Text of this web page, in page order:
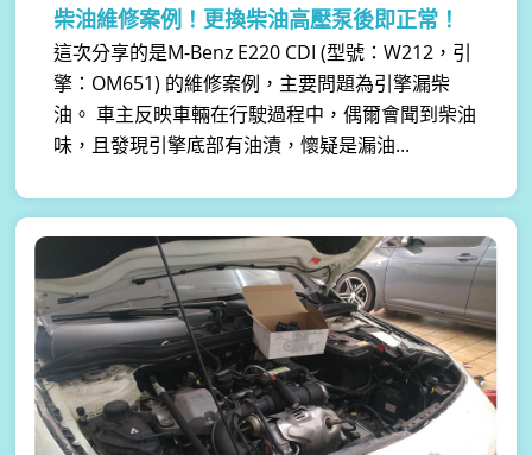
柴油維修案例！更換柴油高壓泵後即正常！
這次分享的是M-Benz E220 CDI (型號：W212，引
擎：OM651) 的維修案例，主要問題為引擎漏柴
油。 車主反映車輛在行駛過程中，偶爾會聞到柴油
味，且發現引擎底部有油漬，懷疑是漏油...